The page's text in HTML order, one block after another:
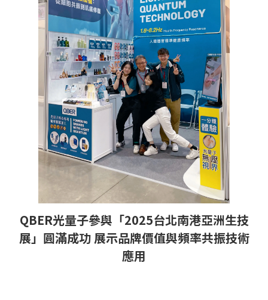
QBER光量子參與「2025台北南港亞洲生技
展」圓滿成功 展示品牌價值與頻率共振技術
應用